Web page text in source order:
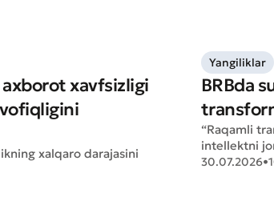
axborot xavfsizligi
xalqaro darajasini
Yangiliklar
BRBda
“Raqamli
intellektni
30.07.2026•